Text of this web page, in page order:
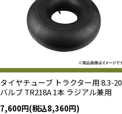
タイヤチューブ トラクター用 8.3-20
バルブ TR218A 1本 ラジアル兼用
7,600円(税込8,360円)